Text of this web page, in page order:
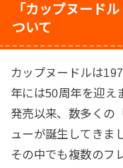
「カップヌード
ついて
カップヌードルは
年には50周年を迎え
発売以来、数多くの
ューが誕生してきま
その中でも複数のフ